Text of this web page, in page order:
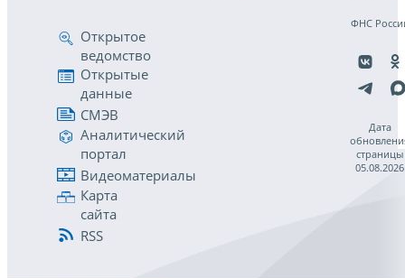
Открытое
ведомство
Открытые
данные
СМЭВ
Аналитический
портал
Видеоматериалы
Карта
сайта
RSS
ФНС
Дата
страницы
05.08.2026